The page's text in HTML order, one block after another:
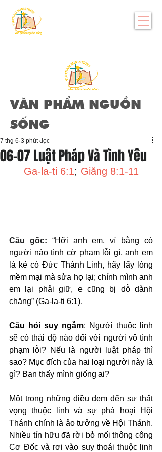
VĂN PHẨM NGUỒN
SỐNG
06-07 Luật Pháp Và Tình Yêu
7 thg 6 3 phút đọc
Ga-la-ti 6:1; Giăng 8:1-11
Câu gốc: “Hỡi anh em, ví bằng có
người nào tình cờ phạm lỗi gì, anh em
là kẻ có Đức Thánh Linh, hãy lấy lòng
mềm mại mà sửa họ lại; chính mình anh
em lại phải giữ, e cũng bị dỗ dành
chăng” (Ga-la-ti 6:1).
Câu hỏi suy ngẫm: Người thuộc linh
sẽ có thái độ nào đối với người vô tình
phạm lỗi? Nếu là người luật pháp thì
sao? Mục đích của hai loại người này là
gì? Bạn thấy mình giống ai?
Một trong những điều đem đến sự thất
vọng thuộc linh và sự phá hoại Hội
Thánh chính là ảo tưởng về Hội Thánh.
Nhiều tín hữu đã rời bỏ mối thông công
Cơ Đốc và rơi vào suy thoái thuộc linh